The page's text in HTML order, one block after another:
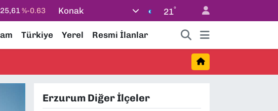
%-0.63
%-0.02
%0.45
%70
Konak 21°
Türkiye Yerel Resmi İlanlar
Erzurum Diğer İlçeler